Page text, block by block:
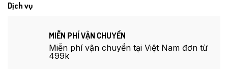
Dịch vụ
MIỄN PHÍ VẬN CHUYỂN
Miễn phí vận chuyển tại Việt Nam đơn từ
499k